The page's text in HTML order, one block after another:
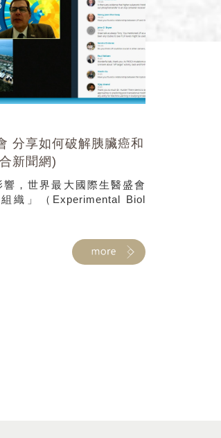
分享如何破解胰臟癌和
新聞網)
，世界最大國際生醫盛會
織」（Experimental Biol